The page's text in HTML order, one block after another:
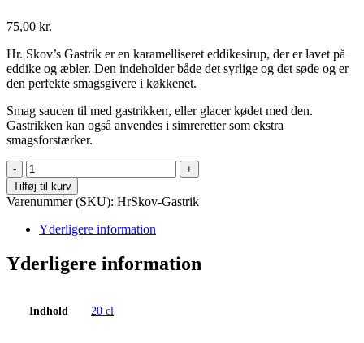
75,00 kr.
Hr. Skov’s Gastrik er en karamelliseret eddikesirup, der er lavet på
eddike og æbler. Den indeholder både det syrlige og det søde og er
den perfekte smagsgivere i køkkenet.
Smag saucen til med gastrikken, eller glacer kødet med den.
Gastrikken kan også anvendes i simreretter som ekstra
smagsforstærker.
Hr.
Skov
-
Gastrik
antal
Tilføj til kurv
Varenummer (SKU): HrSkov-Gastrik
Yderligere information
Yderligere information
Indhold 20 cl